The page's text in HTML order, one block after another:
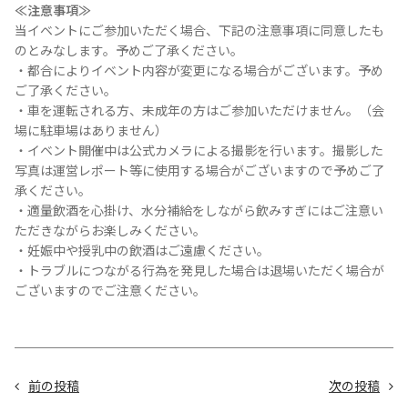
COPYRIGHT © JUAST All rights reserved.
≪注意事項≫
当イベントにご参加いただく場合、下記の注意事項に同意したも
のとみなします。予めご了承ください。
・都合によりイベント内容が変更になる場合がございます。予め
ご了承ください。
・車を運転される方、未成年の方はご参加いただけません。（会
場に駐車場はありません）
・イベント開催中は公式カメラによる撮影を行います。撮影した
写真は運営レポート等に使用する場合がございますので予めご了
承ください。
・適量飲酒を心掛け、水分補給をしながら飲みすぎにはご注意い
ただきながらお楽しみください。
・妊娠中や授乳中の飲酒はご遠慮ください。
・トラブルにつながる行為を発見した場合は退場いただく場合が
ございますのでご注意ください。
前の投稿 次の投稿